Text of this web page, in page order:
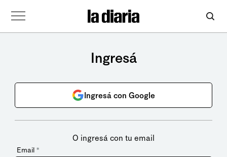
Ingresá
Ingresá con Google
O ingresá con tu email
Email *